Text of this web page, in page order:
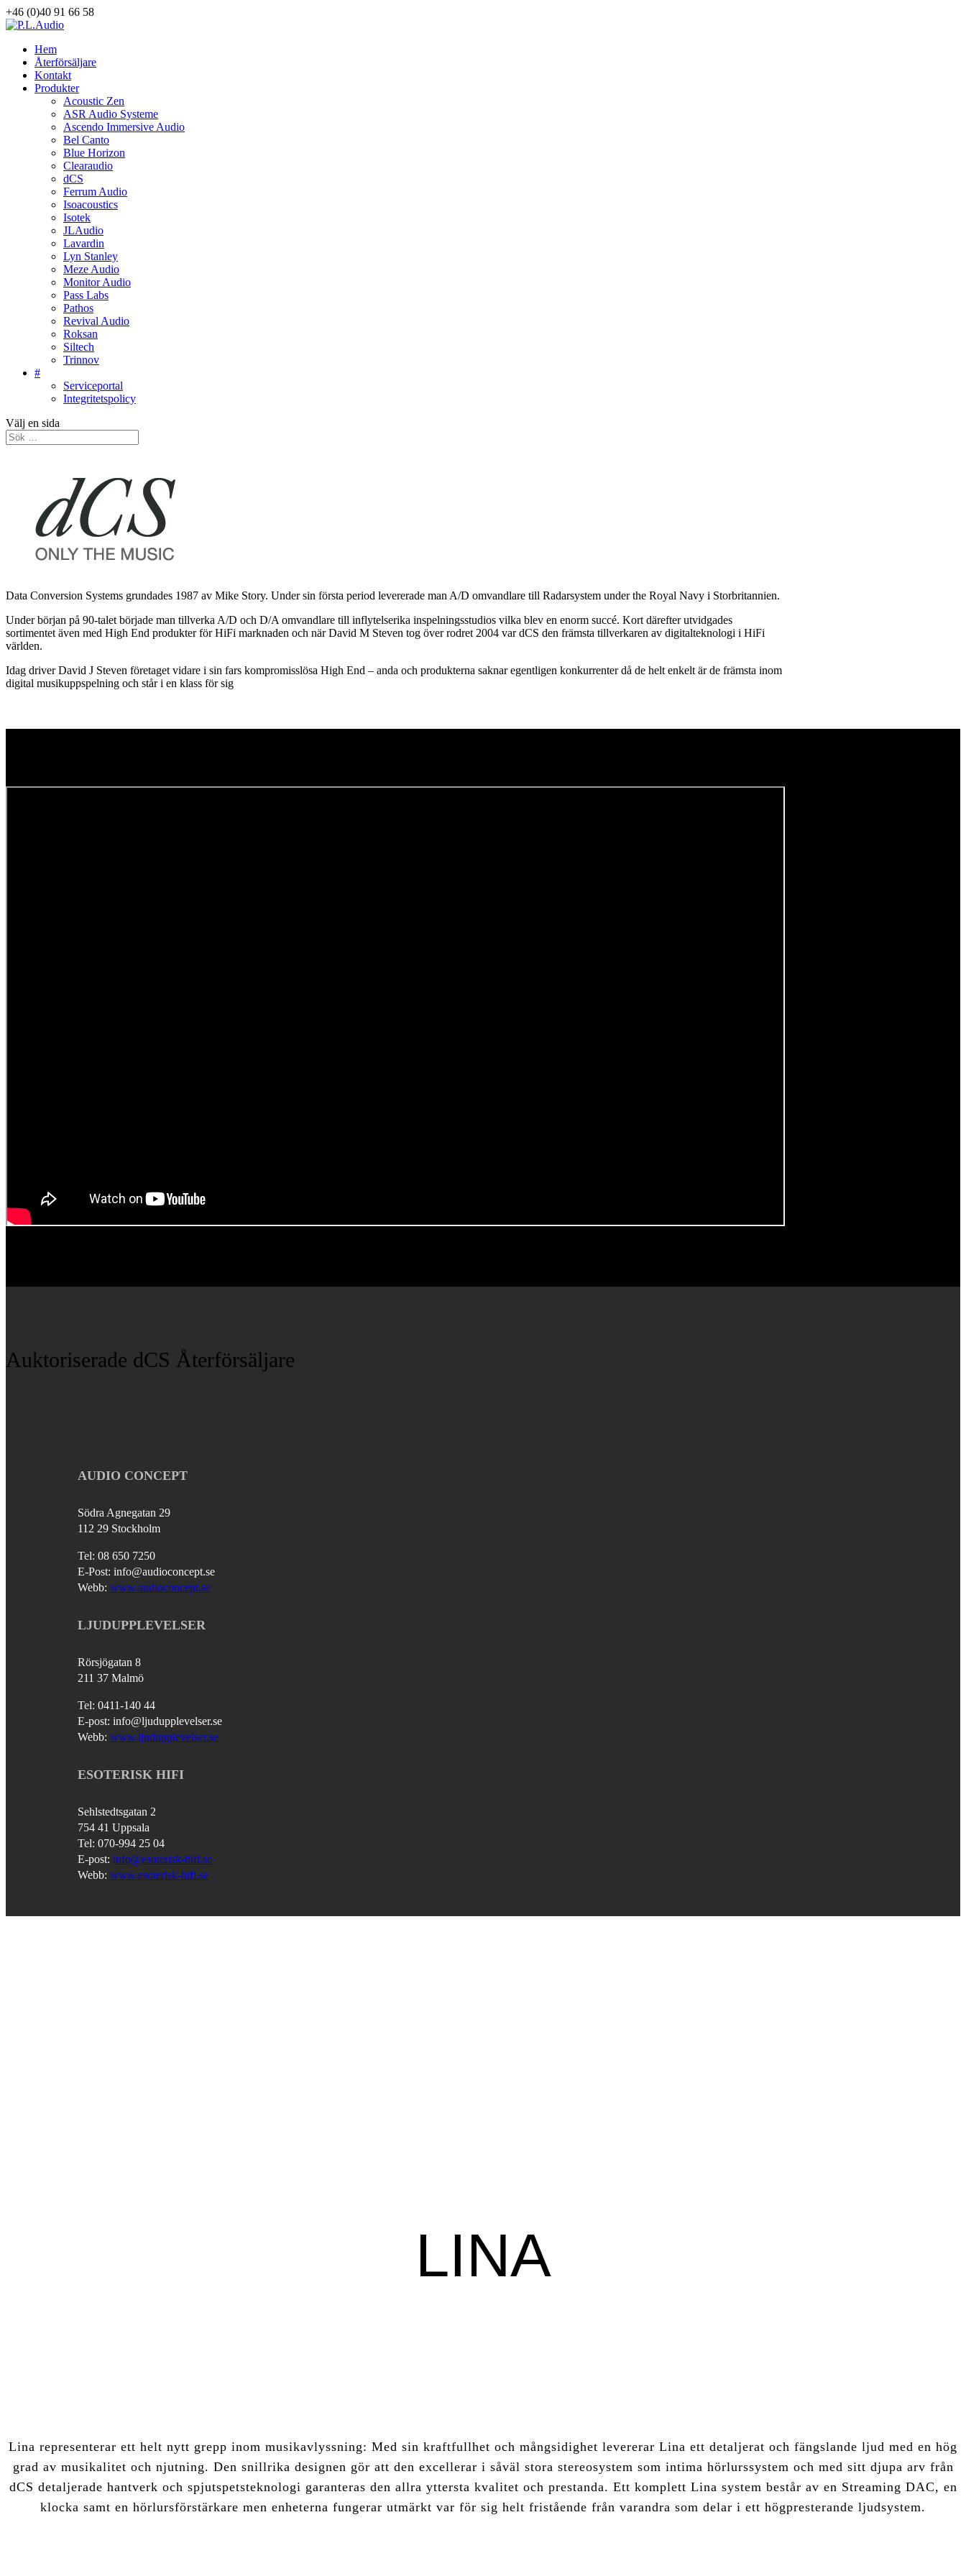
+46 (0)40 91 66 58
Hem
Återförsäljare
Kontakt
Produkter
Acoustic Zen
ASR Audio Systeme
Ascendo Immersive Audio
Bel Canto
Blue Horizon
Clearaudio
dCS
Ferrum Audio
Isoacoustics
Isotek
JLAudio
Lavardin
Lyn Stanley
Meze Audio
Monitor Audio
Pass Labs
Pathos
Revival Audio
Roksan
Siltech
Trinnov
#
Serviceportal
Integritetspolicy
Välj en sida
Data Conversion Systems grundades 1987 av Mike Story. Under sin första period levererade man A/D omvandlare till Radarsystem under the Royal Navy i Storbritannien.
Under början på 90-talet började man tillverka A/D och D/A omvandlare till inflytelserika inspelningsstudios vilka blev en enorm succé. Kort därefter utvidgades
sortimentet även med High End produkter för HiFi marknaden och när David M Steven tog över rodret 2004 var dCS den främsta tillverkaren av digitalteknologi i HiFi
världen.
Idag driver David J Steven företaget vidare i sin fars kompromisslösa High End – anda och produkterna saknar egentligen konkurrenter då de helt enkelt är de främsta inom
digital musikuppspelning och står i en klass för sig
Auktoriserade dCS Återförsäljare
AUDIO CONCEPT
Södra Agnegatan 29
112 29 Stockholm
Tel: 08 650 7250
E-Post: info@audioconcept.se
Webb: www.audioconcept.se
LJUDUPPLEVELSER
Rörsjögatan 8
211 37 Malmö
Tel: 0411-140 44
E-post: info@ljudupplevelser.se
Webb: www.ljudupplevelser.se
ESOTERISK HIFI
Sehlstedtsgatan 2
754 41 Uppsala
Tel: 070-994 25 04
E-post: info@esoterisk-hifi.se
Webb: www.esoterisk-hifi.se
LINA
Lina representerar ett helt nytt grepp inom musikavlyssning: Med sin kraftfullhet och mångsidighet levererar Lina ett detaljerat och fängslande ljud med en hög
grad av musikalitet och njutning. Den snillrika designen gör att den excellerar i såväl stora stereosystem som intima hörlurssystem och med sitt djupa arv från
dCS detaljerade hantverk och spjutspetsteknologi garanteras den allra yttersta kvalitet och prestanda. Ett komplett Lina system består av en Streaming DAC, en
klocka samt en hörlursförstärkare men enheterna fungerar utmärkt var för sig helt fristående från varandra som delar i ett högpresterande ljudsystem.